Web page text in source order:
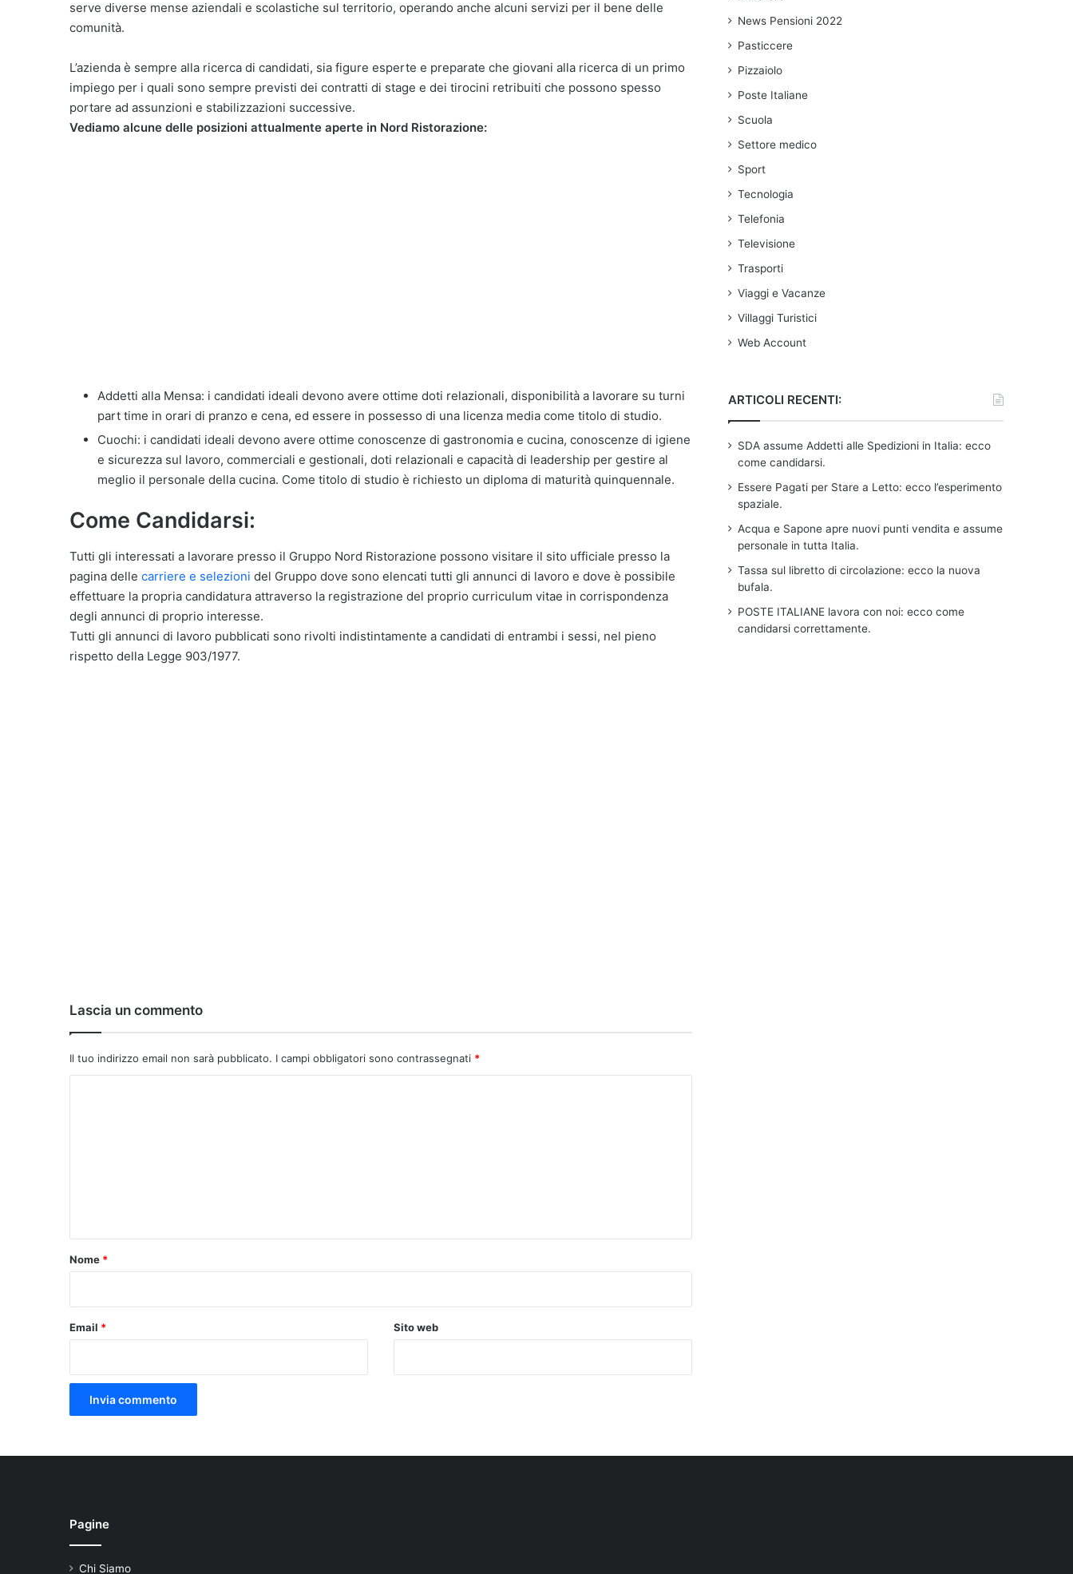
serve diverse mense aziendali e scolastiche sul territorio, operando anche alcuni servizi per il bene delle
comunità.
L’azienda è sempre alla ricerca di candidati, sia figure esperte e preparate che giovani alla ricerca di un primo
impiego per i quali sono sempre previsti dei contratti di stage e dei tirocini retribuiti che possono spesso
portare ad assunzioni e stabilizzazioni successive.
Vediamo alcune delle posizioni attualmente aperte in Nord Ristorazione:
Addetti alla Mensa: i candidati ideali devono avere ottime doti relazionali, disponibilità a lavorare su turni
part time in orari di pranzo e cena, ed essere in possesso di una licenza media come titolo di studio.
Cuochi: i candidati ideali devono avere ottime conoscenze di gastronomia e cucina, conoscenze di igiene
e sicurezza sul lavoro, commerciali e gestionali, doti relazionali e capacità di leadership per gestire al
meglio il personale della cucina. Come titolo di studio è richiesto un diploma di maturità quinquennale.
Come Candidarsi:
Tutti gli interessati a lavorare presso il Gruppo Nord Ristorazione possono visitare il sito ufficiale presso la
pagina delle carriere e selezioni del Gruppo dove sono elencati tutti gli annunci di lavoro e dove è possibile
effettuare la propria candidatura attraverso la registrazione del proprio curriculum vitae in corrispondenza
degli annunci di proprio interesse.
Tutti gli annunci di lavoro pubblicati sono rivolti indistintamente a candidati di entrambi i sessi, nel pieno
rispetto della Legge 903/1977.
Lascia un commento
Il tuo indirizzo email non sarà pubblicato. I campi obbligatori sono contrassegnati *
o
Nome *
Email * Sito web
News Pensioni 2022
Pasticcere
Pizzaiolo
Poste Italiane
Scuola
Settore medico
Sport
Tecnologia
Telefonia
Televisione
Trasporti
Viaggi e Vacanze
Villaggi Turistici
Web Account
ARTICOLI RECENTI:
SDA assume Addetti alle Spedizioni in Italia: ecco
come candidarsi.
Essere Pagati per Stare a Letto: ecco l’esperimento
spaziale.
Acqua e Sapone apre nuovi punti vendita e assume
personale in tutta Italia.
Tassa sul libretto di circolazione: ecco la nuova
bufala.
POSTE ITALIANE lavora con noi: ecco come
candidarsi correttamente.
Pagine
Chi Siamo